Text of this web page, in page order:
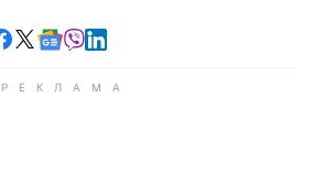
в Telegram
Читайте в Facebook
Читайте в X
Читайте в Google news
Читайте в Viber
Читайте в LinkedIn